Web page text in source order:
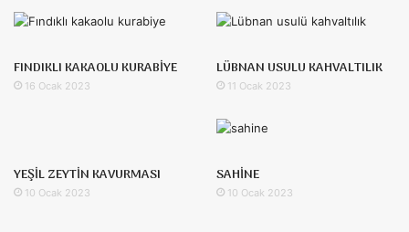
FINDIKLI KAKAOLU KURABİYE
16 Ocak 2023
LÜBNAN USULU KAHVALTILIK
11 Ocak 2023
YEŞİL ZEYTİN KAVURMASI
10 Ocak 2023
SAHİNE
10 Ocak 2023